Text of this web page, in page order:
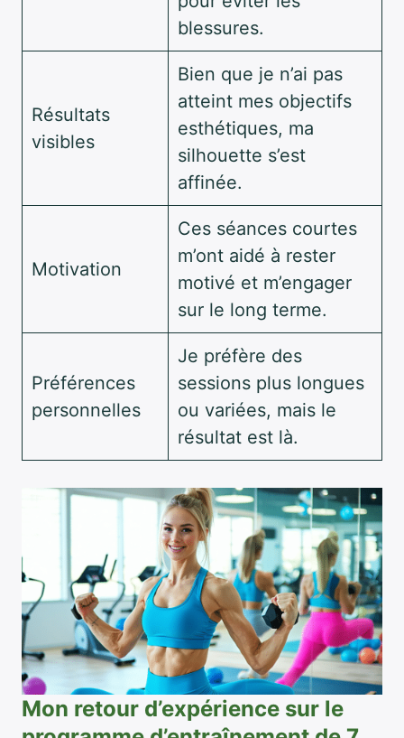
blessures.
Résultats
visibles
Bien que je n’ai pas
atteint mes objectifs
esthétiques, ma
silhouette s’est
affinée.
Motivation
Ces séances courtes
m’ont aidé à rester
motivé et m’engager
sur le long terme.
Préférences
personnelles
Je préfère des
sessions plus longues
ou variées, mais le
résultat est là.
Mon retour d’expérience sur le